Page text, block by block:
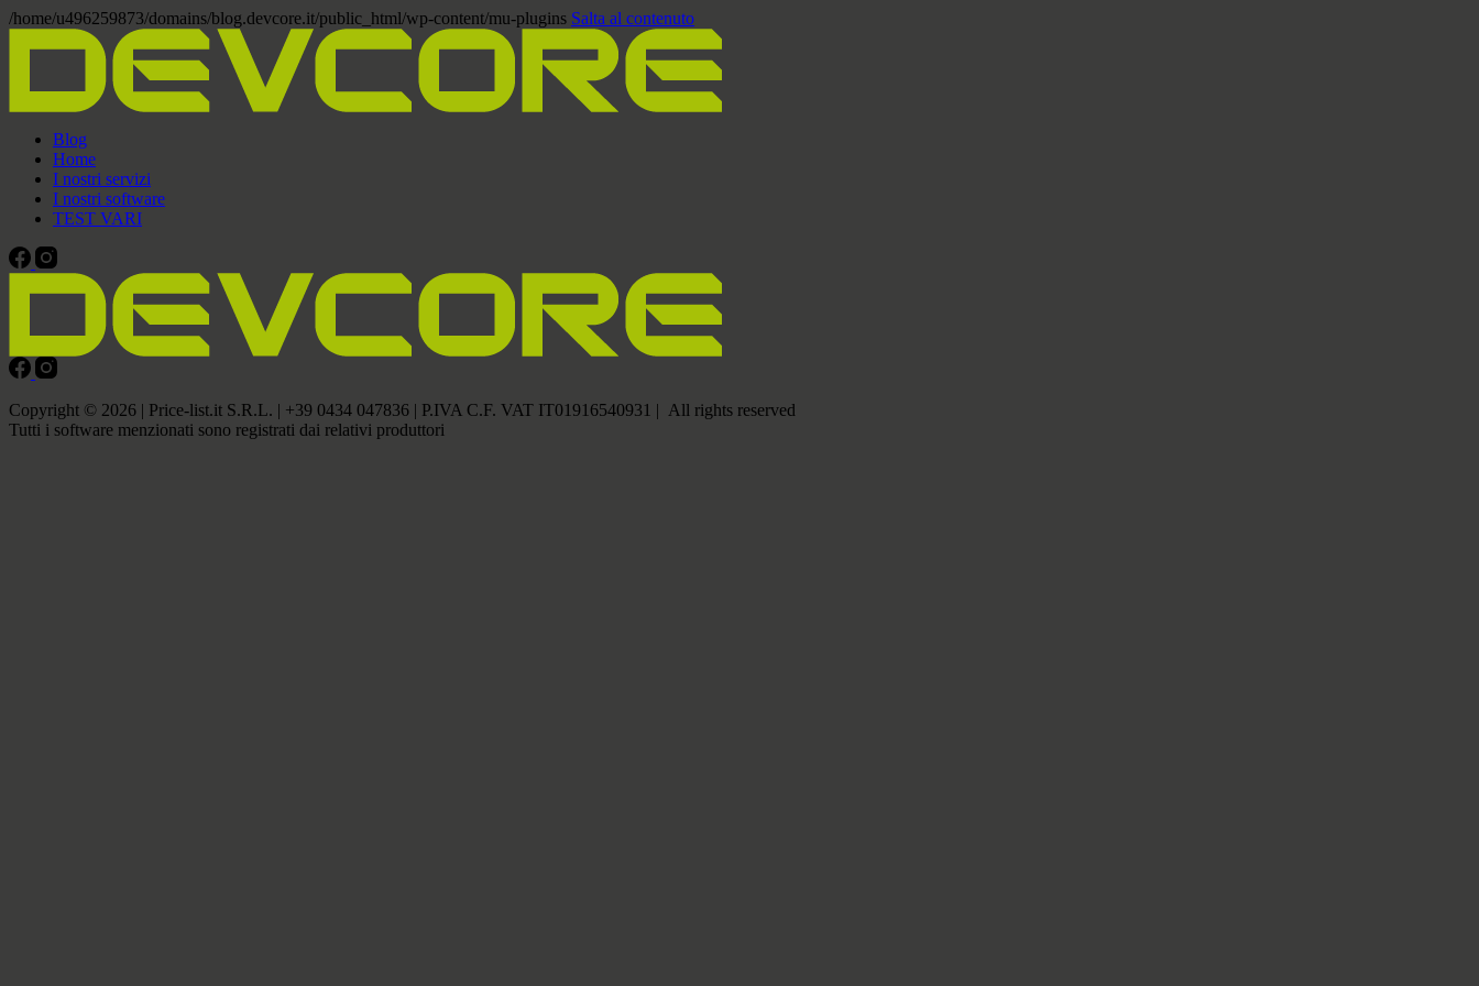
/home/u496259873/domains/blog.devcore.it/public_html/wp-content/mu-plugins Salta al contenuto
Blog
Home
I nostri servizi
I nostri software
TEST VARI
Copyright © 2026 | Price-list.it S.R.L. | +39 0434 047836 | P.IVA C.F. VAT IT01916540931 | All rights reserved
Tutti i software menzionati sono registrati dai relativi produttori